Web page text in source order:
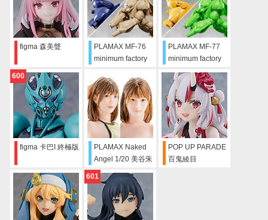
figma 森美聲
PLAMAX MF-76
minimum factory
Round Vernian色
Ver.
PLAMAX MF-77
minimum factory
Ver.
figma 卡巴I 終極版
600
PLAMAX Naked
Angel 1/20 美谷朱
里
POP UP PARADE
百鬼綾目
601